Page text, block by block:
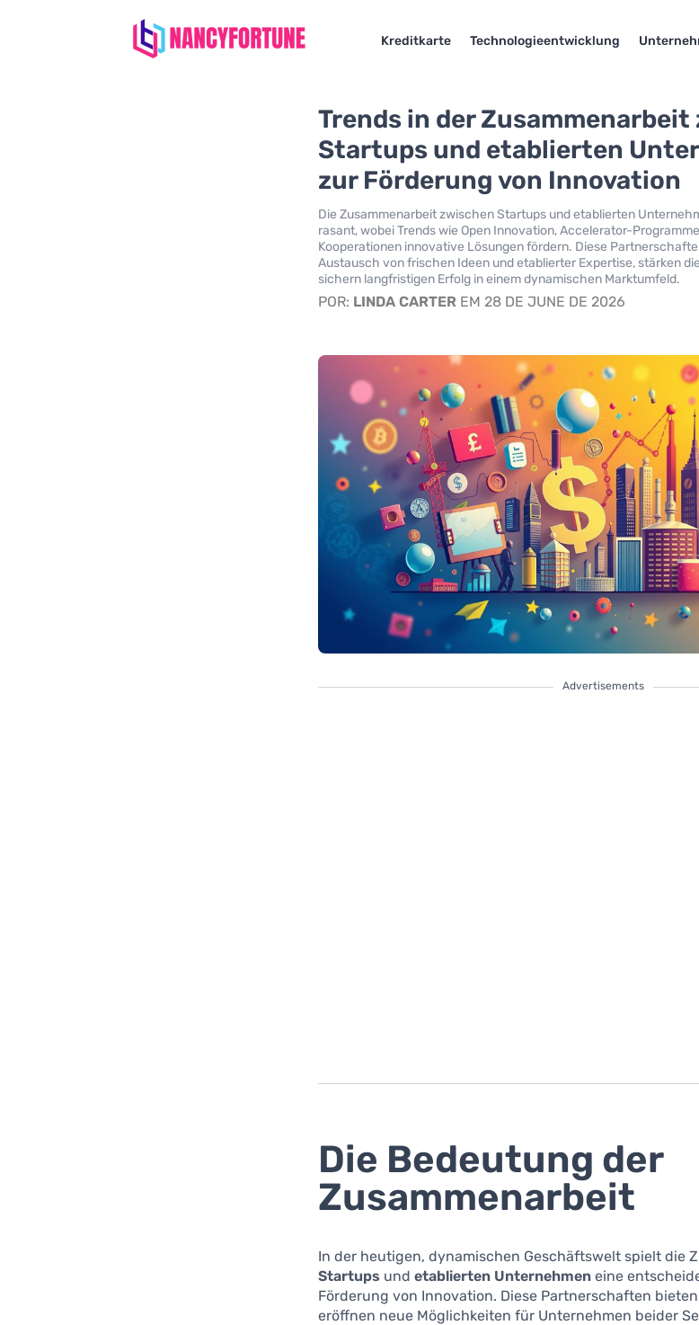
Kreditkarte Technologieentwicklung
Trends in der Zusammenarbeit
Startups und etablierten
zur Förderung von Innovation
Die Zusammenarbeit zwischen Startups und etablierten
rasant, wobei Trends wie Open Innovation, Accelerator-
Kooperationen innovative Lösungen fördern. Diese
Austausch von frischen Ideen und etablierter Expertise, stärken
sichern langfristigen Erfolg in einem dynamischen Marktumfeld.
POR: LINDA CARTER EM 28 DE JUNE DE 2026
Advertisements
Die Bedeutung der
Zusammenarbeit
In der heutigen, dynamischen Geschäftswelt spielt die
Startups undetablierten Unternehmen eine
Förderung von Innovation. Diese Partnerschaften
eröffnen neue Möglichkeiten für Unternehmen beider